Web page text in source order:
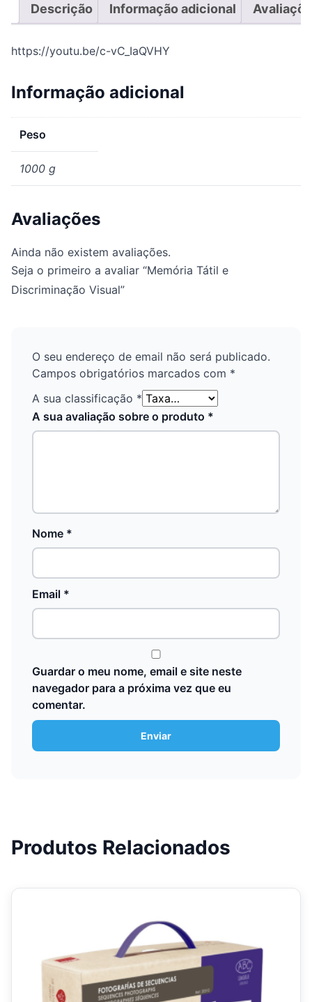
Descrição Informação adicional
https://youtu.be/c-vC_IaQVHY
Informação adicional
Peso
1000 g
Avaliações
Ainda não existem avaliações.
Seja o primeiro a avaliar “Memória Tátil e
Discriminação Visual”
O seu endereço de email não será publicado.
Campos obrigatórios marcados com *
A sua classificação *
A sua avaliação sobre o produto *
Nome *
Email *
Guardar o meu nome, email e site neste
navegador para a próxima vez que eu
comentar.
Produtos Relacionados